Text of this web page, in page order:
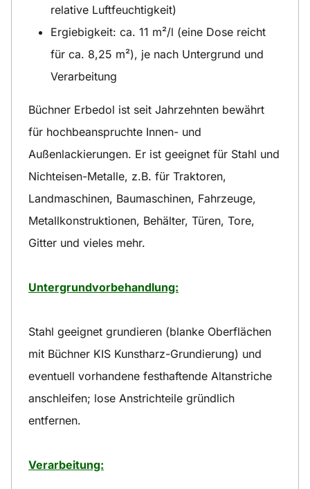
relative Luftfeuchtigkeit)
Ergiebigkeit: ca. 11 m²/l (eine Dose reicht
für ca. 8,25 m²), je nach Untergrund und
Verarbeitung
Büchner Erbedol ist seit Jahrzehnten bewährt
für hochbeanspruchte Innen- und
Außenlackierungen. Er ist geeignet für Stahl und
Nichteisen-Metalle, z.B. für Traktoren,
Landmaschinen, Baumaschinen, Fahrzeuge,
Metallkonstruktionen, Behälter, Türen, Tore,
Gitter und vieles mehr.
Untergrundvorbehandlung:
Stahl geeignet grundieren (blanke Oberflächen
mit Büchner KIS Kunstharz-Grundierung) und
eventuell vorhandene festhaftende Altanstriche
anschleifen; lose Anstrichteile gründlich
entfernen.
Verarbeitung: